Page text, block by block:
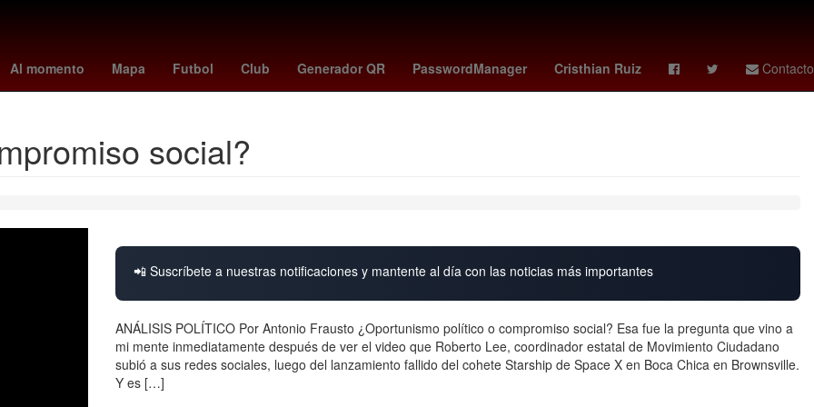
Al momento Mapa Futbol Club Generador QR PasswordManager Cristhian Ruiz Contacto
Fuegos artificiales Argentina jesús maría tarriba frankenstein memes grito de independencia clima en hermosillo
social?
📲 Suscríbete a nuestras notificaciones y mantente al día con las noticias más importantes
ANÁLISIS POLÍTICO Por Antonio Frausto ¿Oportunismo político o compromiso social? Esa fue la pregunta que vino a
mi mente inmediatamente después de ver el video que Roberto Lee, coordinador estatal de Movimiento Ciudadano
subió a sus redes sociales, luego del lanzamiento fallido del cohete Starship de Space X en Boca Chica en Brownsville.
Y es […]